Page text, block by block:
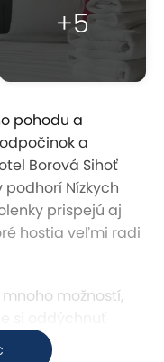
+5
pohodu a
a
Borová Sihoť
podhorí Nízkych
prispejú aj
hostia veľmi radi
možností,